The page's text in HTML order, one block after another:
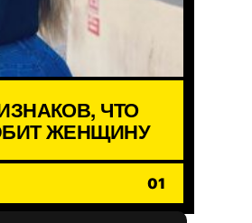
ЧТО
ЖЕНЩИНУ
01